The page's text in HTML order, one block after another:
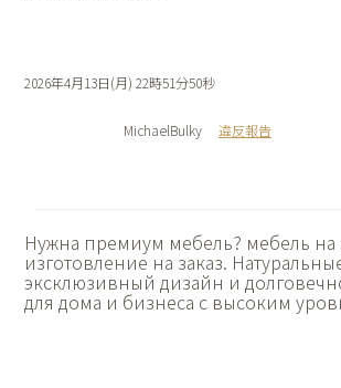
2026年4月13日(月) 22時51分50秒
MichaelBulky 違反報告
Нужна премиум мебель? мебель
изготовление на заказ.
эксклюзивный дизайн и
для дома и бизнеса с высоким